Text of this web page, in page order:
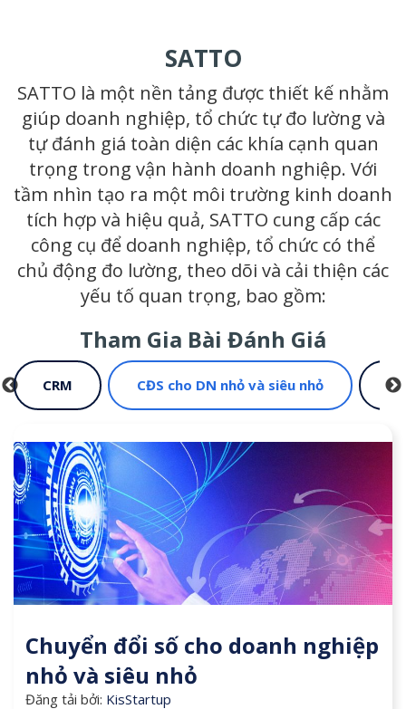
SATTO
SATTO là một nền tảng được thiết kế nhằm
giúp doanh nghiệp, tổ chức tự đo lường và
tự đánh giá toàn diện các khía cạnh quan
trọng trong vận hành doanh nghiệp. Với
tầm nhìn tạo ra một môi trường kinh doanh
tích hợp và hiệu quả, SATTO cung cấp các
công cụ để doanh nghiệp, tổ chức có thể
chủ động đo lường, theo dõi và cải thiện các
yếu tố quan trọng, bao gồm:
Tham Gia Bài Đánh Giá
CRM CĐS cho DN nhỏ và siêu nhỏ
Chuyển đổi số cho doanh nghiệp
nhỏ và siêu nhỏ
Đăng tải bởi: KisStartup